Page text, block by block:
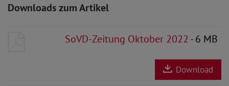
Downloads zum Artikel
SoVD-Zeitung Oktober 2022- 6 MB
Download